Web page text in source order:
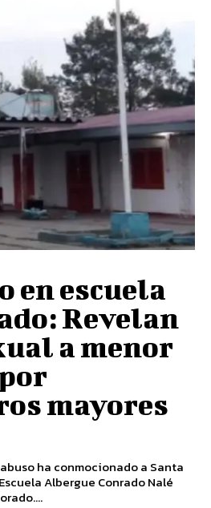
en escuela
Revelan
a menor
mayores
ha conmocionado a Santa
Albergue Conrado Nalé